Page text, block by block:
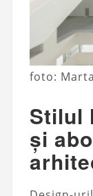
foto:
Stilul
și